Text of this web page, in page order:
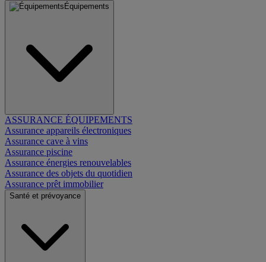
Équipements
ASSURANCE ÉQUIPEMENTS
Assurance appareils électroniques
Assurance cave à vins
Assurance piscine
Assurance énergies renouvelables
Assurance des objets du quotidien
Assurance prêt immobilier
Santé et prévoyance